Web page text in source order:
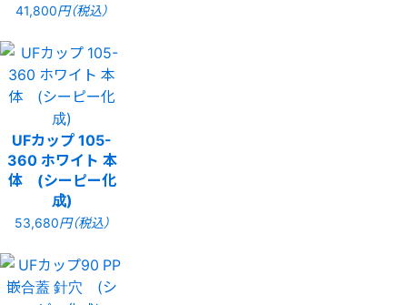
41,800円（税込）
UFカップ 105-
360 ホワイト 本
体 (シーピー化
成)
53,680円（税込）